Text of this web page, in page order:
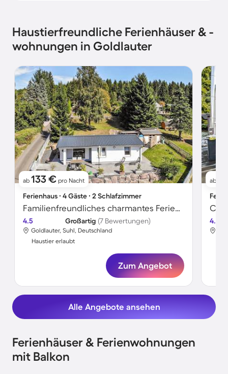
Haustierfreundliche Ferienhäuser & -
wohnungen in Goldlauter
ab 133 € pro Nacht
Ferienhaus ∙ 4 Gäste ∙ 2 Schlafzimmer
Familienfreundliches charmantes Ferienhaus mit Garten, Terrasse und Grill | Haustiere erlaubt
4.5 Großartig (7 Bewertungen)
Goldlauter, Suhl, Deutschland
Haustier erlaubt
Zum Angebot
ab
4.5
Alle Angebote ansehen
Ferienhäuser & Ferienwohnungen
mit Balkon